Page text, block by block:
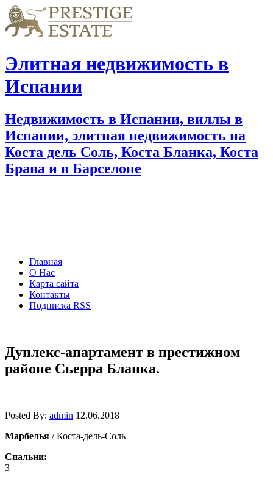
Элитная недвижимость в
Испании
Недвижимость в Испании, виллы в
Испании, элитная недвижимость на
Коста дель Соль, Коста Бланка, Коста
Брава и в Барселоне
Главная
О Нас
Карта сайта
Контакты
Подписка RSS
Дуплекс-апартамент в престижном
районе Сьерра Бланка.
Posted By: admin 12.06.2018
Марбелья / Коста-дель-Соль
Спальни:
3